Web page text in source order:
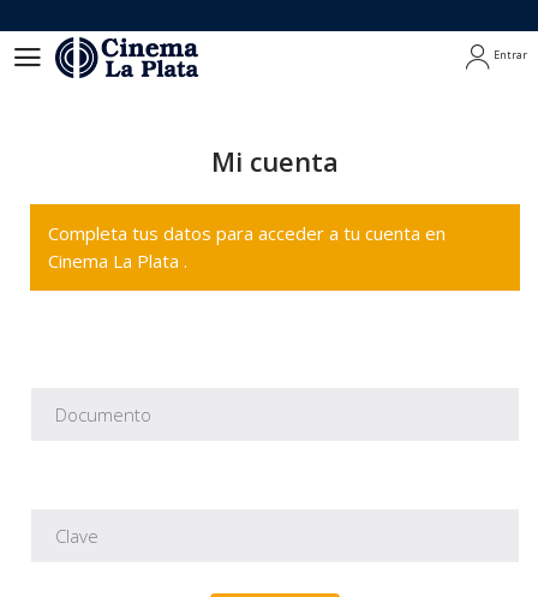
Entrar
Mi cuenta
Completa tus datos para acceder a tu cuenta en
Cinema La Plata .